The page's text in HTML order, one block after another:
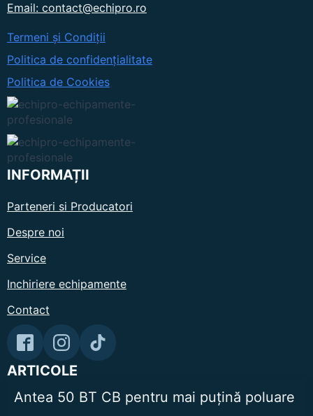
Email: contact@echipro.ro
Termeni și Condiții
Politica de confidențialitate
Politica de Cookies
INFORMAȚII
Parteneri si Producatori
Despre noi
Service
Inchiriere echipamente
Contact
ARTICOLE
Antea 50 BT CB pentru mai puțină poluare